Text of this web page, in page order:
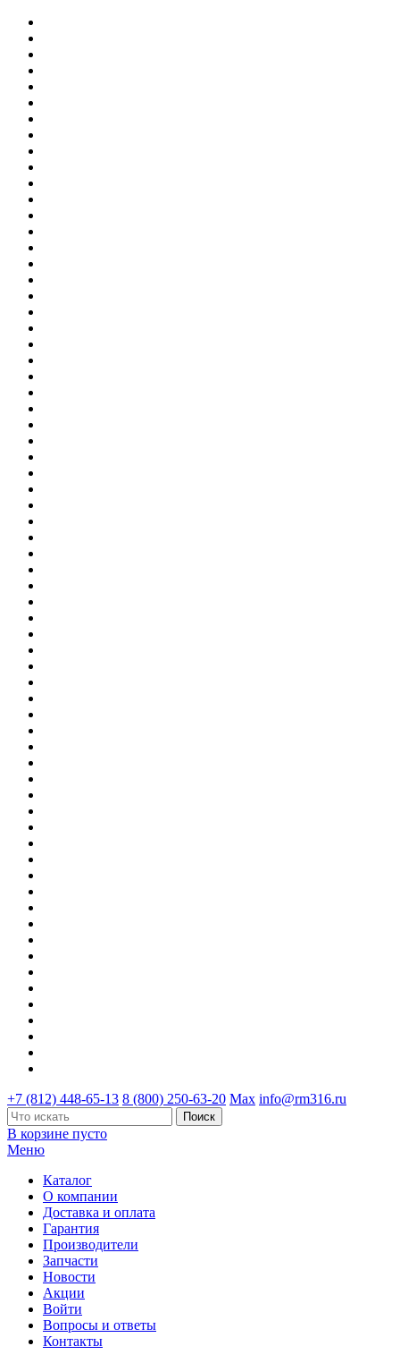
+7 (812) 448-65-13 8 (800) 250-63-20 Max info@rm316.ru
В корзине пусто
Меню
Каталог
О компании
Доставка и оплата
Гарантия
Производители
Запчасти
Новости
Акции
Войти
Вопросы и ответы
Контакты